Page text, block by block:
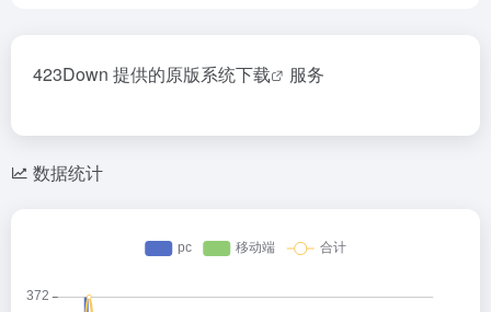
423Down 提供的原版系统下载 服务
数据统计